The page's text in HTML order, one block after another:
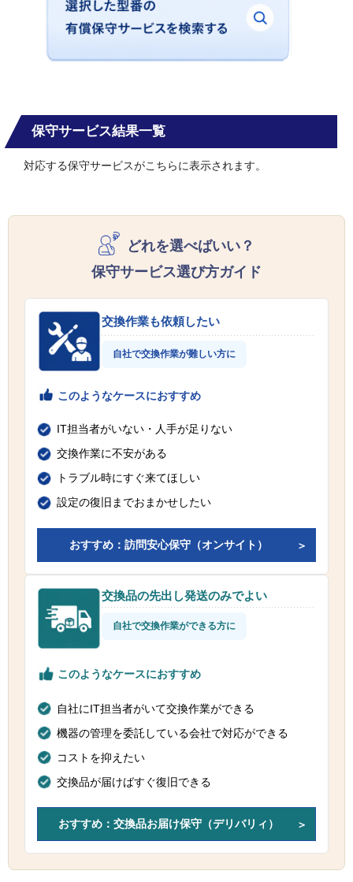
保守サービス結果一覧
対応する保守サービスがこちらに表示されます。
どれを選べばいい？
保守サービス選び方ガイド
交換作業も依頼したい
自社で交換作業が難しい方に
このようなケースにおすすめ
IT担当者がいない・人手が足りない
交換作業に不安がある
トラブル時にすぐ来てほしい
設定の復旧までおまかせしたい
おすすめ：訪問安心保守（オンサイト）
交換品の先出し発送のみでよい
自社で交換作業ができる方に
このようなケースにおすすめ
自社にIT担当者がいて交換作業ができる
機器の管理を委託している会社で対応ができる
コストを抑えたい
交換品が届けばすぐ復旧できる
おすすめ：交換品お届け保守（デリバリィ）